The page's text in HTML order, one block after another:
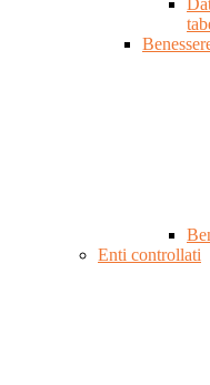
Enti controllati